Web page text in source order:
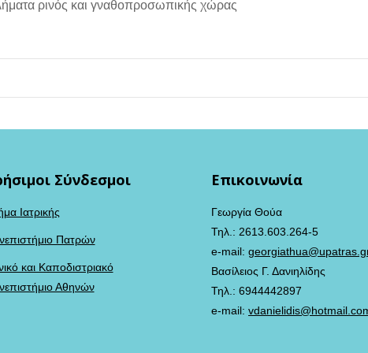
ρινός και γναθοπροσωπικής χώρας
Σύνδεσμοι
Ιατρικής
Πατρών
και Καποδιστριακό
Αθηνών
Επικοινωνία
Γεωργία Θούα
Τηλ.: 2613.603.264-5
e-mail:
Βασίλειος Γ. Δανιηλίδης
Τηλ.: 6944442897
e-mail: